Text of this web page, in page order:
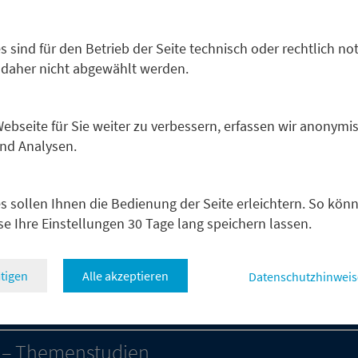
sind für den Betrieb der Seite technisch oder rechtlich
nicht abgewählt werden.
für Sie weiter zu verbessern, erfassen wir
Analysen.
sollen Ihnen die Bedienung der Seite erleichtern. So
Ihre Einstellungen 30 Tage lang speichern lassen.
Alle akzeptieren
Insight
Produkt enthält unsere Sicht zur Entwicklung der
des deutschen Aktienmarktes. Besondere
der Konsensus-Schätztrends für die wesentlichen
Weltkapitalmärkte. Die Analyse mündet in unsere
sowie unsere strategische Top-Ten-
Themenstudien